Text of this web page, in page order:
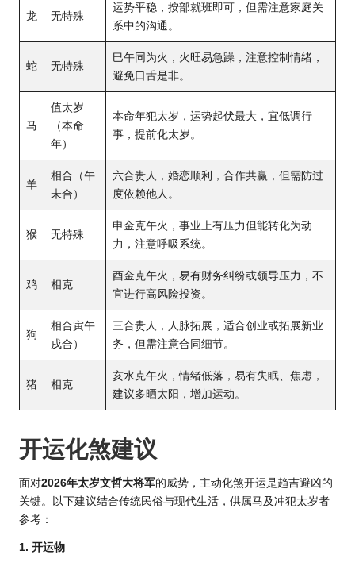
龙 无特殊
运势平稳，按部就班即可，但需注意家庭关
系中的沟通。
蛇 无特殊
巳午同为火，火旺易急躁，注意控制情绪，
避免口舌是非。
马
值太岁
（本命
年）
本命年犯太岁，运势起伏最大，宜低调行
事，提前化太岁。
羊
相合（午
未合）
六合贵人，婚恋顺利，合作共赢，但需防过
度依赖他人。
猴 无特殊
申金克午火，事业上有压力但能转化为动
力，注意呼吸系统。
鸡 相克
酉金克午火，易有财务纠纷或领导压力，不
宜进行高风险投资。
狗
相合寅午
戌合）
三合贵人，人脉拓展，适合创业或拓展新业
务，但需注意合同细节。
猪 相克
亥水克午火，情绪低落，易有失眠、焦虑，
建议多晒太阳，增加运动。
开运化煞建议
面对2026年太岁文哲大将军的威势，主动化煞开运是趋吉避凶的
关键。以下建议结合传统民俗与现代生活，供属马及冲犯太岁者
参考：
1. 开运物